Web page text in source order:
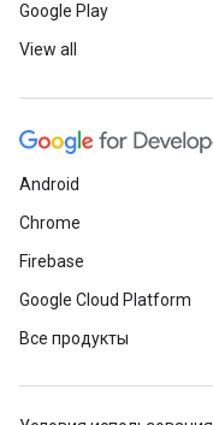
Google Play
View all
Android
Chrome
Firebase
Google Cloud Platform
Все продукты